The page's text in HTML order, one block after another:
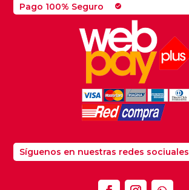
Pago 100% Seguro check_circle
Síguenos en nuestras redes sociuales